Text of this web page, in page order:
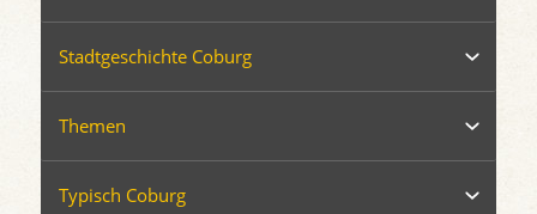
Stadtgeschichte Coburg
Themen
Typisch Coburg